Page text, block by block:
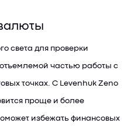
света для проверки
частью работы с
точках. С Levenhuk Zeno
проще и более
избежать финансовых